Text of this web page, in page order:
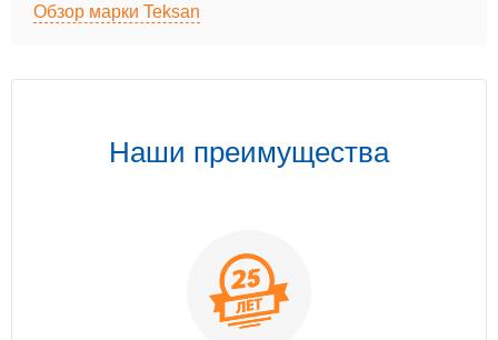
Обзор марки Teksan
Наши преимущества